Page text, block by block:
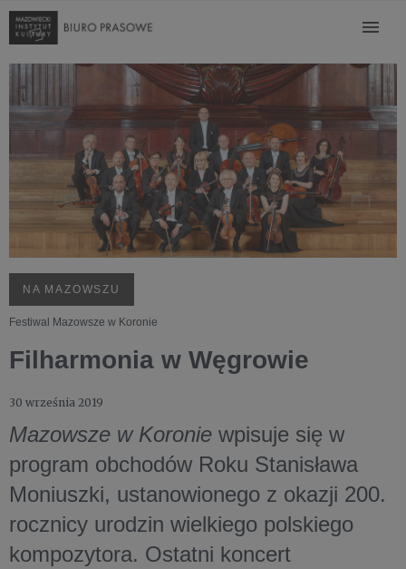
NA MAZOWSZU
Festiwal Mazowsze w Koronie
Filharmonia w Węgrowie
30 września 2019
Mazowsze w Koronie wpisuje się w
program obchodów Roku Stanisława
Moniuszki, ustanowionego z okazji 200.
rocznicy urodzin wielkiego polskiego
kompozytora. Ostatni koncert